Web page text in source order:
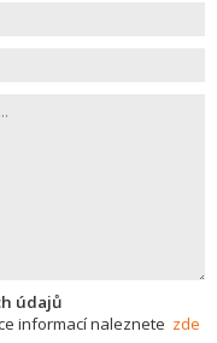
údajů
informací naleznete zde